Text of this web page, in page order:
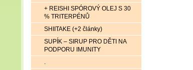
+ REISHI SPÓROVÝ OLEJ S 30
% TRITERPÉNŮ
SHIITAKE (+2 články)
SUPÍK – SIRUP PRO DĚTI NA
PODPORU IMUNITY
.